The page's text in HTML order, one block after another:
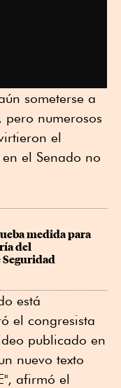
someterse a
pero numerosos
el
el Senado no
medida para
del
está
el congresista
publicado en
nuevo texto
afirmó el